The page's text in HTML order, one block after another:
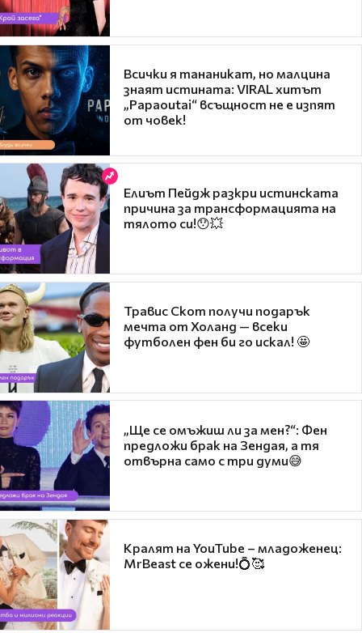
Всички я тананикат, но малцина
знаят истината: VIRAL хитът
„Papaoutai“ всъщност не е изпят
от човек!
Елиът Пейдж разкри истинската
причина за трансформацията на
тялото си!😯💥
Травис Скот получи подарък
мечта от Холанд — всеки
футболен фен би го искал! 🤩
„Ще се омъжиш ли за мен?“: Фен
предложи брак на Зендая, а тя
отвърна само с три думи😅
Кралят на YouTube – младоженец:
MrBeast се ожени!💍🥰